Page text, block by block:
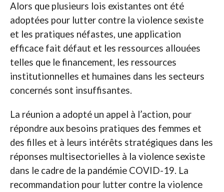
Alors que plusieurs lois existantes ont été
adoptées pour lutter contre la violence sexiste
et les pratiques néfastes, une application
efficace fait défaut et les ressources allouées
telles que le financement, les ressources
institutionnelles et humaines dans les secteurs
concernés sont insuffisantes.
La réunion a adopté un appel à l’action, pour
répondre aux besoins pratiques des femmes et
des filles et à leurs intérêts stratégiques dans les
réponses multisectorielles à la violence sexiste
dans le cadre de la pandémie COVID-19. La
recommandation pour lutter contre la violence